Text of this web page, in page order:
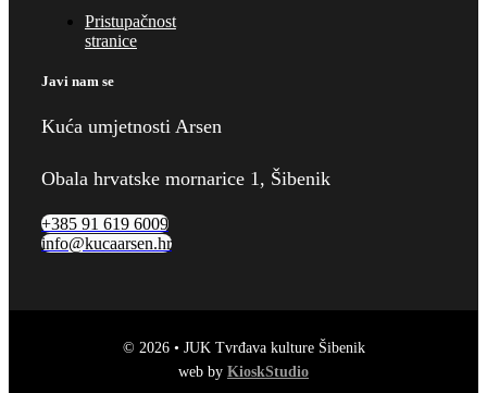
Pristupačnost
stranice
Javi nam se
Kuća umjetnosti Arsen
Obala hrvatske mornarice 1, Šibenik
+385 91 619 6009
info@kucaarsen.hr
© 2026 • JUK Tvrđava kulture Šibenik
web by KioskStudio